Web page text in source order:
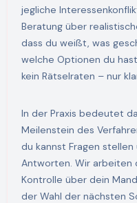
jegliche
Beratung über
dass du weißt, was
welche Optionen du
kein Rätselraten – nur
In der Praxis bedeutet
Meilenstein des
du kannst Fragen
Antworten. Wir arbeiten
Kontrolle über dein
der Wahl der nächsten